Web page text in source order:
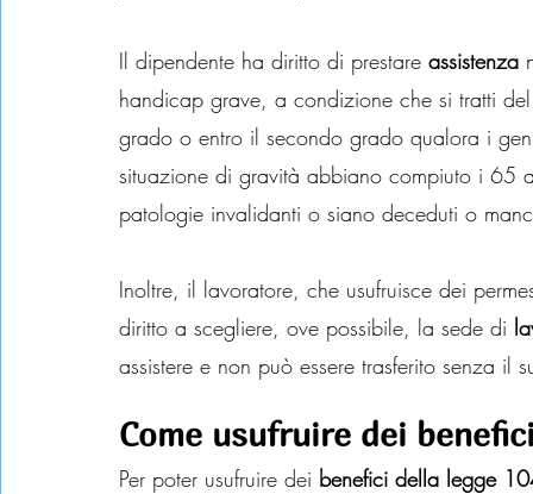
Il dipendente ha diritto di prestare assistenza
handicap grave, a condizione che si tratti
grado o entro il secondo grado qualora i
situazione di gravità abbiano compiuto i 65
patologie invalidanti o siano deceduti o
Inoltre, il lavoratore, che usufruisce dei
diritto a scegliere, ove possibile, la sede di
assistere e non può essere trasferito senza il
Come usufruire dei
Per poter usufruire dei benefici della legge